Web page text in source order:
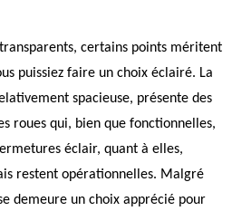
certains points méritent
puissiez faire un choix éclairé. La
spacieuse, présente des
roues qui, bien que fonctionnelles,
éclair, quant à elles,
restent opérationnelles. Malgré
demeure un choix apprécié pour